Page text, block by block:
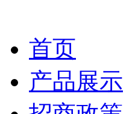
首页
产品展示